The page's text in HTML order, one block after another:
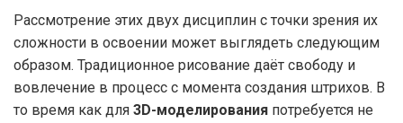
Рассмотрение этих двух дисциплин с точки зрения их
сложности в освоении может выглядеть следующим
образом. Традиционное рисование даёт свободу и
вовлечение в процесс с момента создания штрихов. В
то время как для 3D-моделирования потребуется не